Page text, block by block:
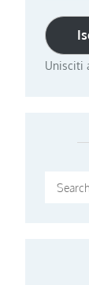
Unisciti
Search